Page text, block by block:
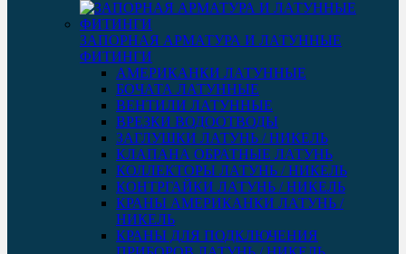
ЗАПОРНАЯ АРМАТУРА И ЛАТУННЫЕ
ФИТИНГИ
АМЕРИКАНКИ ЛАТУННЫЕ
БОЧАТА ЛАТУННЫЕ
ВЕНТИЛИ ЛАТУННЫЕ
ВРЕЗКИ ВОДООТВОДЫ
ЗАГЛУШКИ ЛАТУНЬ / НИКЕЛЬ
КЛАПАНА ОБРАТНЫЕ ЛАТУНЬ
КОЛЛЕКТОРЫ ЛАТУНЬ / НИКЕЛЬ
КОНТРГАЙКИ ЛАТУНЬ / НИКЕЛЬ
КРАНЫ АМЕРИКАНКИ ЛАТУНЬ /
НИКЕЛЬ
КРАНЫ ДЛЯ ПОДКЛЮЧЕНИЯ